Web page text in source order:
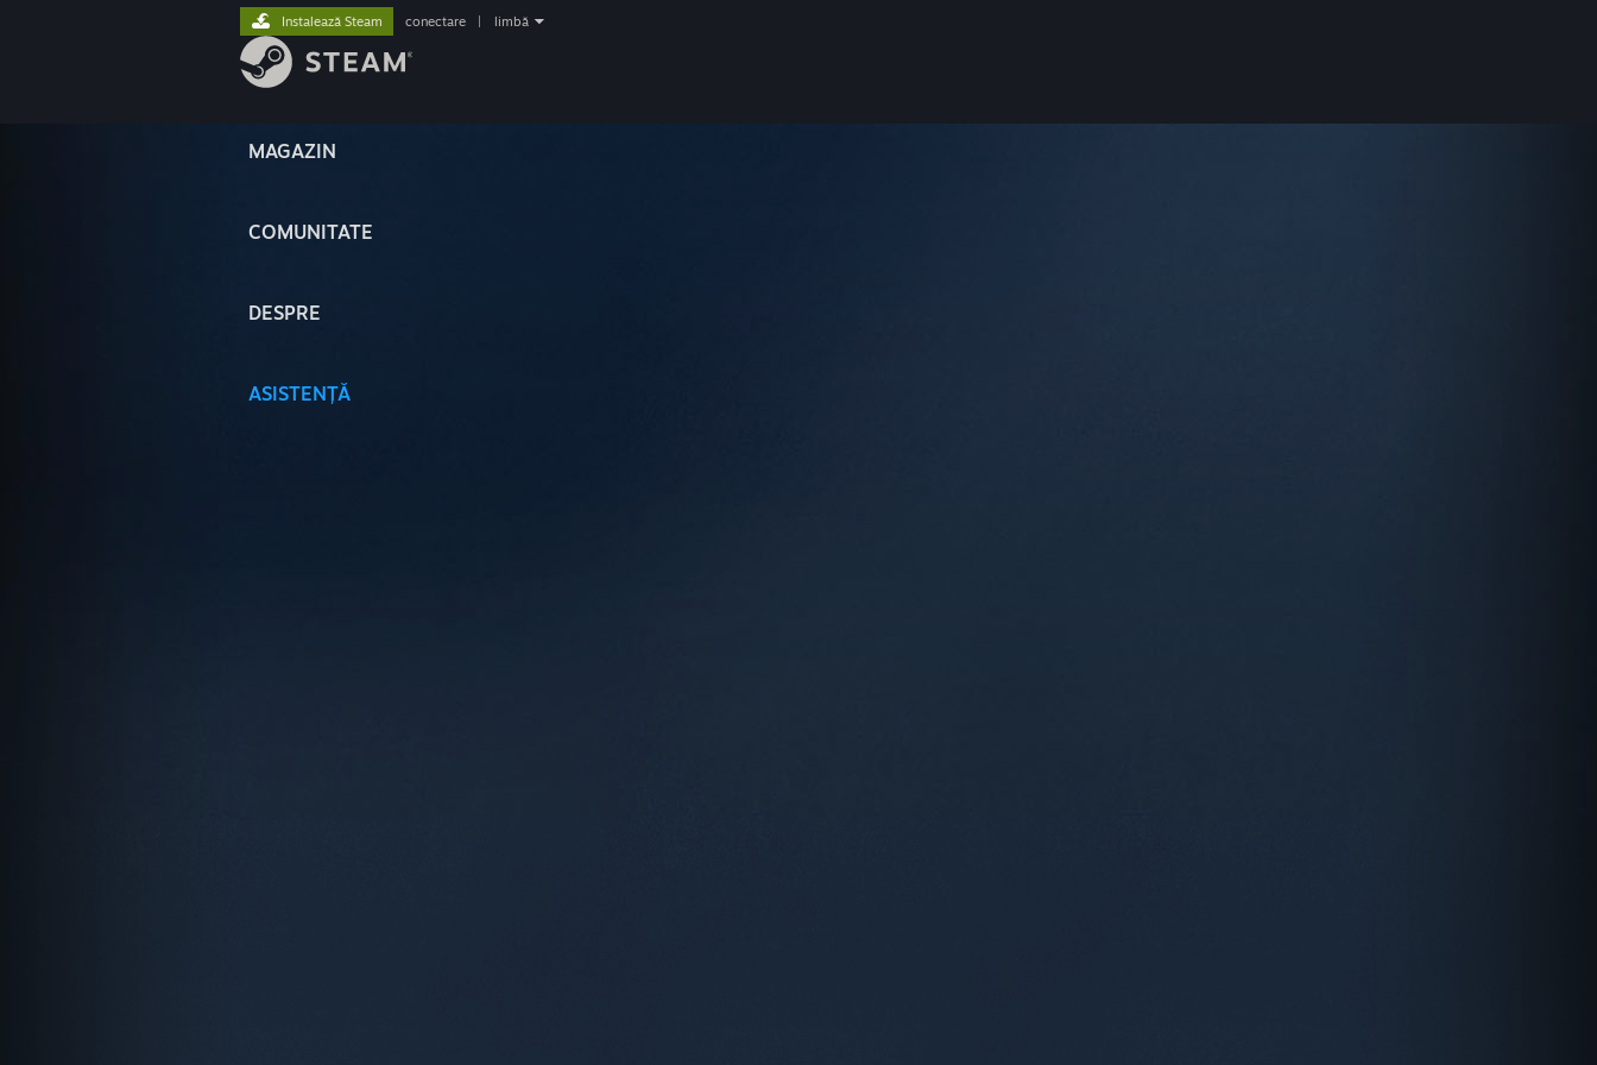
MAGAZIN
COMUNITATE
DESPRE
ASISTENȚĂ
Instalează Steam conectare limbă